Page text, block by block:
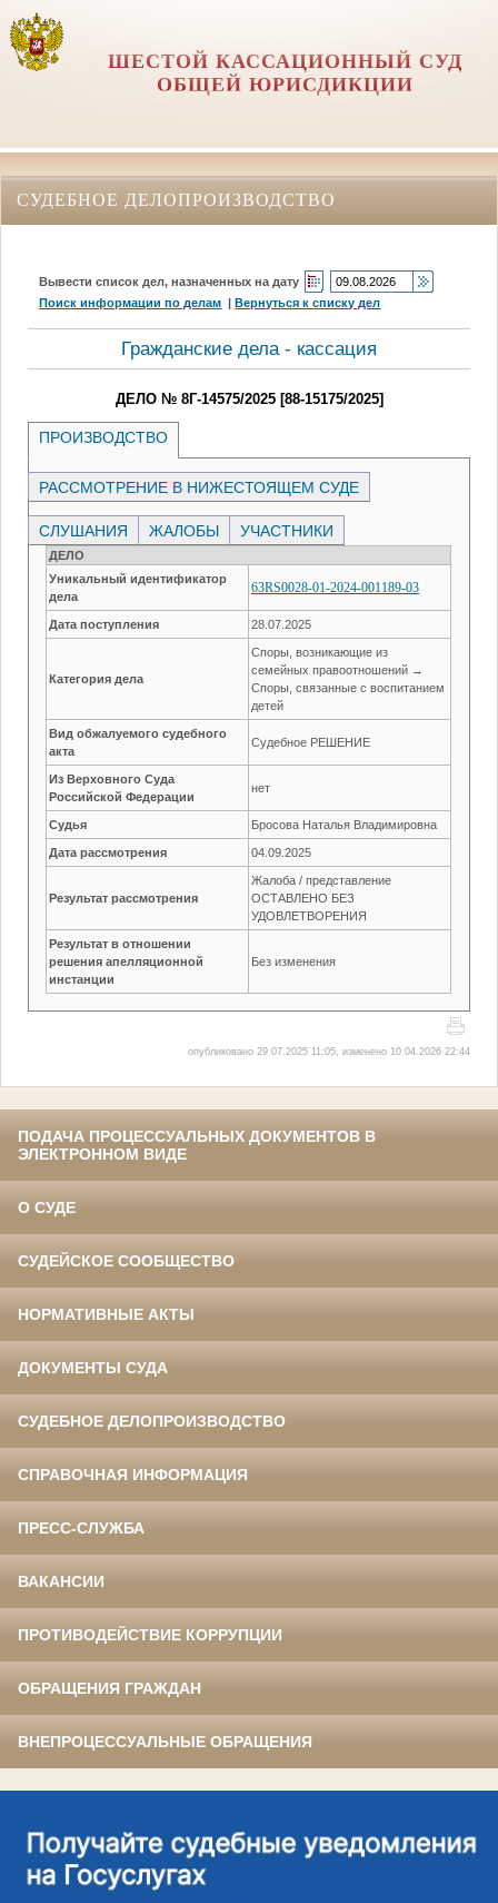
ШЕСТОЙ КАССАЦИОННЫЙ СУД
ОБЩЕЙ ЮРИСДИКЦИИ
СУДЕБНОЕ ДЕЛОПРОИЗВОДСТВО
Вывести список дел, назначенных на дату
Поиск информации по делам |Вернуться к списку дел
Гражданские дела - кассация
ДЕЛО № 8Г-14575/2025 [88-15175/2025]
ПРОИЗВОДСТВО
РАССМОТРЕНИЕ В НИЖЕСТОЯЩЕМ СУДЕ
СЛУШАНИЯ ЖАЛОБЫ УЧАСТНИКИ
ДЕЛО
Уникальный идентификатор
дела
63RS0028-01-2024-001189-03
Дата поступления 28.07.2025
Категория дела
Споры, возникающие из
семейных правоотношений →
Споры, связанные с воспитанием
детей
Вид обжалуемого судебного
акта
Судебное РЕШЕНИЕ
Из Верховного Суда
Российской Федерации
нет
Судья Бросова Наталья Владимировна
Дата рассмотрения 04.09.2025
Результат рассмотрения
Жалоба / представление
ОСТАВЛЕНО БЕЗ
УДОВЛЕТВОРЕНИЯ
Результат в отношении
решения апелляционной
инстанции
Без изменения
опубликовано 29.07.2025 11:05, изменено 10.04.2026 22:44
ПОДАЧА ПРОЦЕССУАЛЬНЫХ ДОКУМЕНТОВ В
ЭЛЕКТРОННОМ ВИДЕ
О СУДЕ
СУДЕЙСКОЕ СООБЩЕСТВО
НОРМАТИВНЫЕ АКТЫ
ДОКУМЕНТЫ СУДА
СУДЕБНОЕ ДЕЛОПРОИЗВОДСТВО
СПРАВОЧНАЯ ИНФОРМАЦИЯ
ПРЕСС-СЛУЖБА
ВАКАНСИИ
ПРОТИВОДЕЙСТВИЕ КОРРУПЦИИ
ОБРАЩЕНИЯ ГРАЖДАН
ВНЕПРОЦЕССУАЛЬНЫЕ ОБРАЩЕНИЯ